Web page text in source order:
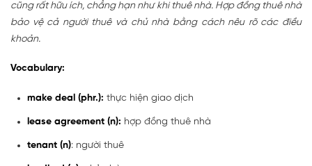
cũng rất hữu ích, chẳng hạn như khi thuê nhà. Hợp đồng thuê nhà
bảo vệ cả người thuê và chủ nhà bằng cách nêu rõ các điều
khoản.
Vocabulary:
make deal (phr.): thực hiện giao dịch
lease agreement (n): hợp đồng thuê nhà
tenant (n): người thuê